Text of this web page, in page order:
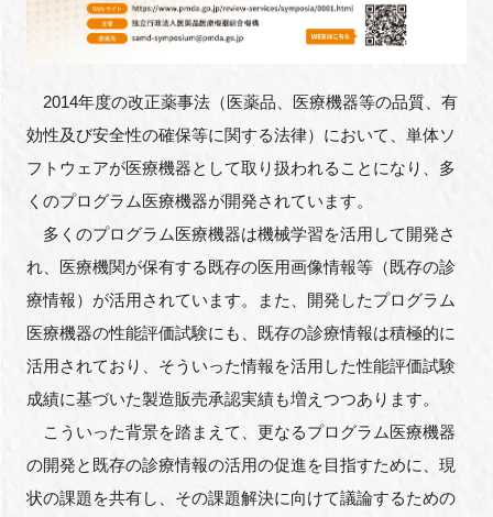
閉じる
2014年度の改正薬事法（医薬品、医療機器等の品質、有
効性及び安全性の確保等に関する法律）において、単体ソ
フトウェアが医療機器として取り扱われることになり、多
くのプログラム医療機器が開発されています。
多くのプログラム医療機器は機械学習を活用して開発さ
れ、医療機関が保有する既存の医用画像情報等（既存の診
療情報）が活用されています。また、開発したプログラム
医療機器の性能評価試験にも、既存の診療情報は積極的に
活用されており、そういった情報を活用した性能評価試験
成績に基づいた製造販売承認実績も増えつつあります。
こういった背景を踏まえて、更なるプログラム医療機器
の開発と既存の診療情報の活用の促進を目指すために、現
状の課題を共有し、その課題解決に向けて議論するための